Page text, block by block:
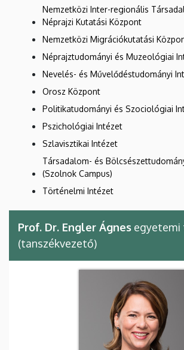
Nemzetközi Inter-regionális
Néprajzi Kutatási Központ
Nemzetközi Migrációkutatási
Néprajztudományi és Muzeológiai
Nevelés- és Művelődéstudományi
Orosz Központ
Politikatudományi és Szociológiai
Pszichológiai Intézet
Szlavisztikai Intézet
Társadalom- és
(Szolnok Campus)
Történelmi Intézet
Prof. Dr. Engler Ágnes egyetemi
(tanszékvezető)